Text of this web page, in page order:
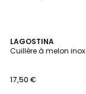
LAGOSTINA
Cuillère à melon inox
17,50 €